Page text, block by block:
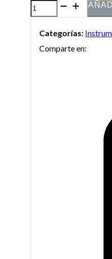
Armónica
Marine
Band
Categorías:
Comparte en: